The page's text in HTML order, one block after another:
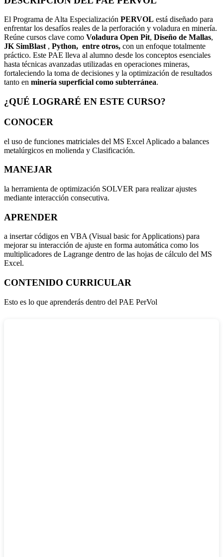
El Programa de Alta Especialización PERVOL está diseñado para
enfrentar los desafíos reales de la perforación y voladura en minería.
Reúne cursos clave como Voladura Open Pit, Diseño de Mallas,
JK SimBlast , Python, entre otros, con un enfoque totalmente
práctico. Este PAE lleva al alumno desde los conceptos esenciales
hasta técnicas avanzadas utilizadas en operaciones mineras,
fortaleciendo la toma de decisiones y la optimización de resultados
tanto en minería superficial como subterránea.
¿QUÉ LOGRARÉ EN ESTE CURSO?
CONOCER
el uso de funciones matriciales del MS Excel Aplicado a balances
metalúrgicos en molienda y Clasificación.
MANEJAR
la herramienta de optimización SOLVER para realizar ajustes
mediante interacción consecutiva.
APRENDER
a insertar códigos en VBA (Visual basic for Applications) para
mejorar su interacción de ajuste en forma automática como los
multiplicadores de Lagrange dentro de las hojas de cálculo del MS
Excel.
CONTENIDO CURRICULAR
Esto es lo que aprenderás dentro del PAE PerVol